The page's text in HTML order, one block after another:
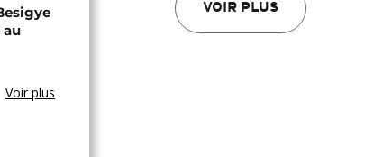
VOIR PLUS
au
Voir plus